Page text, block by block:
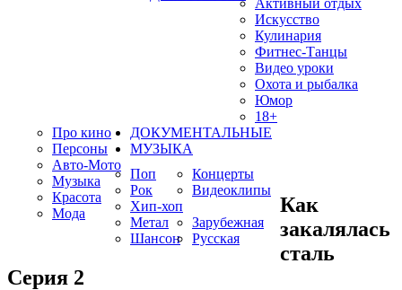
Активный отдых
Искусство
Кулинария
Фитнес-Танцы
Видео уроки
Охота и рыбалка
Юмор
18+
Про кино
Персоны
Авто-Мото
Музыка
Красота
Мода
ДОКУМЕНТАЛЬНЫЕ
МУЗЫКА
Поп
Рок
Хип-хоп
Метал
Шансон
Концерты
Видеоклипы
Зарубежная
Русская
Как
закалялась
сталь
Серия 2